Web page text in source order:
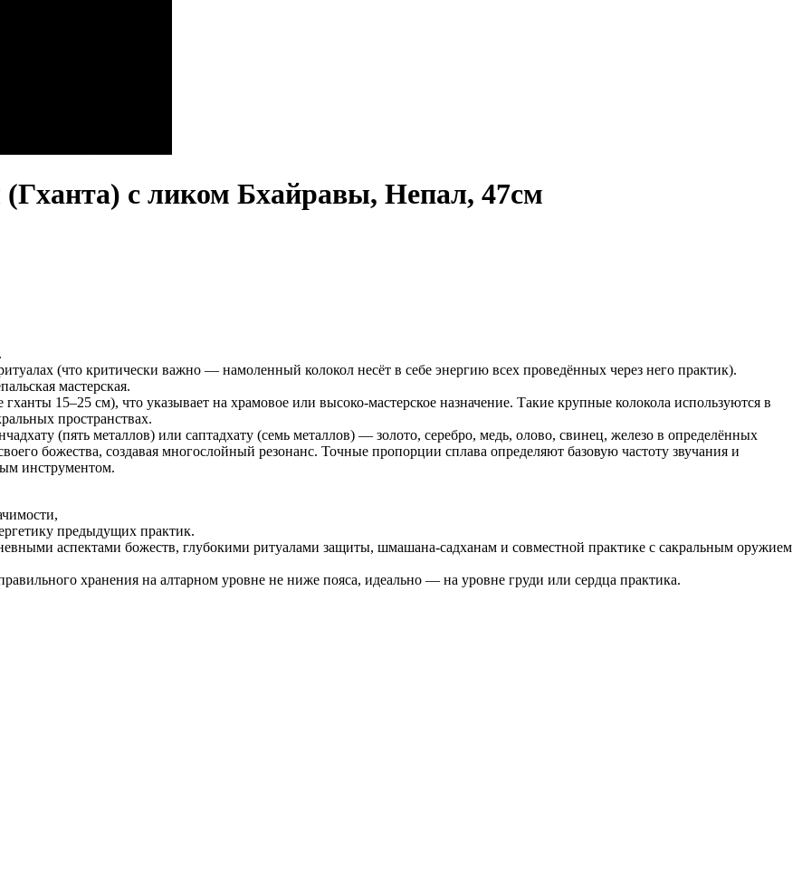
с ликом Бхайравы, Непал, 47см
(что критически важно — намоленный колокол несёт в себе энергию всех проведённых через него практик).
мастерская.
15–25 см), что указывает на храмовое или высоко-мастерское назначение. Такие крупные колокола используются в
пространствах.
(пять металлов) или саптадхату (семь металлов) — золото, серебро, медь, олово, свинец, железо в определённых
божества, создавая многослойный резонанс. Точные пропорции сплава определяют базовую частоту звучания и
инструментом.
предыдущих практик.
аспектами божеств, глубокими ритуалами защиты, шмашана-садханам и совместной практике с сакральным оружием
хранения на алтарном уровне не ниже пояса, идеально — на уровне груди или сердца практика.